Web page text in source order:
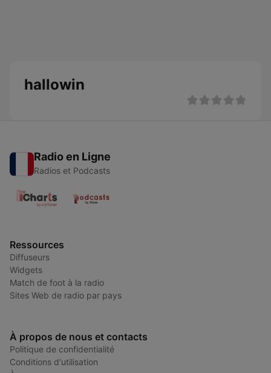
hallowin
Radio en Ligne
Radios et Podcasts
Ressources
Diffuseurs
Widgets
Match de foot à la radio
Sites Web de radio par pays
À propos de nous et contacts
Politique de confidentialité
Conditions d'utilisation